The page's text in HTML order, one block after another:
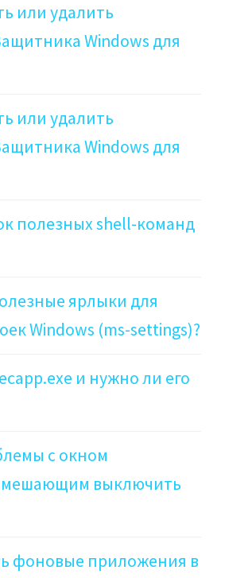
или удалить
Windows для
или удалить
Windows для
полезных shell-команд
ярлыки для
Windows (ms-settings)?
и нужно ли его
с окном
мешающим выключить
фоновые приложения в